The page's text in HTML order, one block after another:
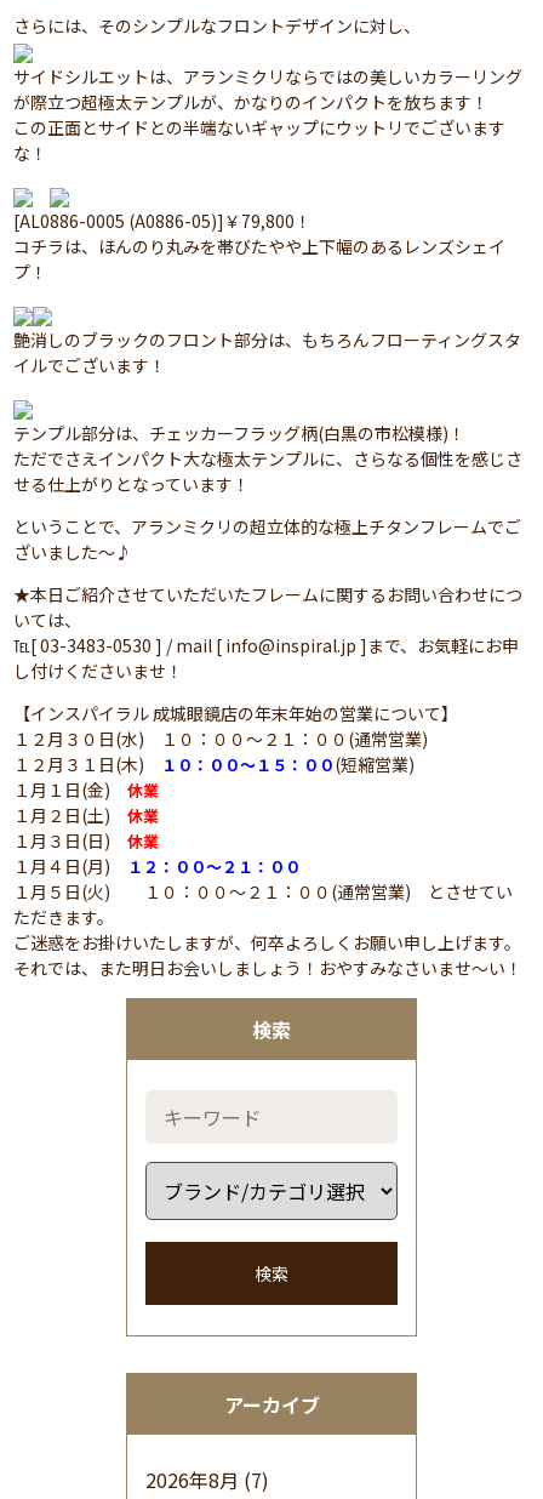
検索
検索
アーカイブ
2026年8月 (7)
さらには、そのシンプルなフロントデザインに対し、
サイドシルエットは、アランミクリならではの美しいカラーリング
が際立つ超極太テンプルが、かなりのインパクトを放ちます！
この正面とサイドとの半端ないギャップにウットリでございます
な！
[AL0886-0005 (A0886-05)]￥79,800！
コチラは、ほんのり丸みを帯びたやや上下幅のあるレンズシェイ
プ！
艶消しのブラックのフロント部分は、もちろんフローティングスタ
イルでございます！
テンプル部分は、チェッカーフラッグ柄(白黒の市松模様)！
ただでさえインパクト大な極太テンプルに、さらなる個性を感じさ
せる仕上がりとなっています！
ということで、アランミクリの超立体的な極上チタンフレームでご
ざいました～♪
★本日ご紹介させていただいたフレームに関するお問い合わせにつ
いては、
℡[ 03-3483-0530 ] / mail [ info@inspiral.jp ]まで、お気軽にお申
し付けくださいませ！
【インスパイラル 成城眼鏡店の年末年始の営業について】
１２月３０日(水) １０：００～２１：００(通常営業)
１２月３１日(木)
１０：００～１５：００(短縮営業)
１月１日(金)休業
１月２日(土)休業
１月３日(日)休業
１月４日(月) １２：００～２１：００
１月５日(火) １０：００～２１：００(通常営業) とさせてい
ただきます。
ご迷惑をお掛けいたしますが、何卒よろしくお願い申し上げます。
それでは、また明日お会いしましょう！おやすみなさいませ～い！